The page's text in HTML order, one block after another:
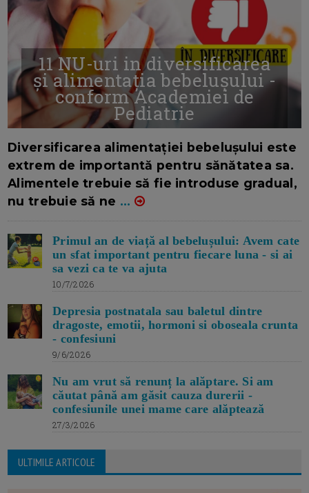
11 NU-uri in diversificarea
și alimentația bebelușului -
conform Academiei de
Pediatrie
Diversificarea alimentației bebelușului este
extrem de importantă pentru sănătatea sa.
Alimentele trebuie să fie introduse gradual,
nu trebuie să ne ...
Primul an de viață al bebelușului: Avem cate
un sfat important pentru fiecare luna - si ai
sa vezi ca te va ajuta
10/7/2026
Depresia postnatala sau baletul dintre
dragoste, emotii, hormoni si oboseala crunta
- confesiuni
9/6/2026
Nu am vrut să renunț la alăptare. Si am
căutat până am găsit cauza durerii -
confesiunile unei mame care alăptează
27/3/2026
ULTIMILE ARTICOLE